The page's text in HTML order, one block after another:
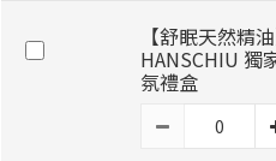
【舒眠天然精
HANSCHIU 獨
氛禮盒